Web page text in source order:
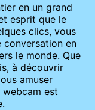
en un grand
esprit que le
clics, vous
conversation en
le monde. Que
à découvrir
amuser
est